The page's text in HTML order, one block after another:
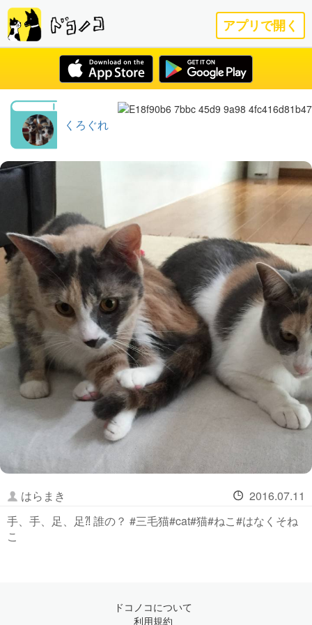
アプリで開く
くろぐれ
はらまき
2016.07.11
手、手、足、足⁈ 誰の？ #三毛猫#cat#猫#ねこ#はなくそね
こ
ドコノコについて
利用規約